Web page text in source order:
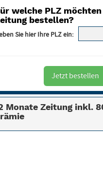
welche PLZ möchten
bestellen?
Sie hier Ihre PLZ ein:
Jetzt bestellen
Monate Zeitung inkl.